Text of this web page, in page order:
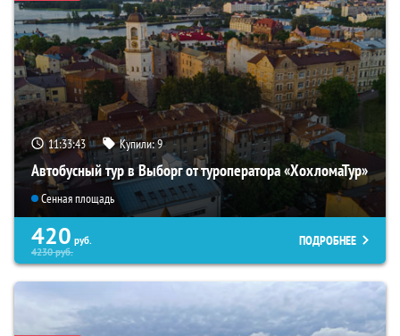
11:33:42 Купили:9
Автобусный тур в Выборг от туроператора «ХохломаТур»
Сенная площадь
420 руб.
4230руб.
ПОДРОБНЕЕ